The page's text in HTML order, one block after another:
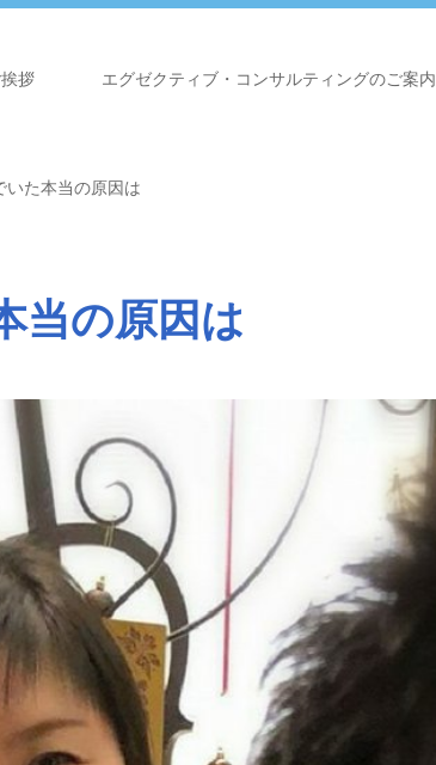
挨拶 エグゼクティブ・コンサルティングのご案内
いた本当の原因は
当の原因は